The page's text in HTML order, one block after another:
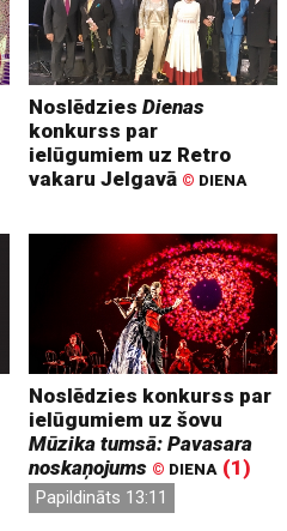
NoslēdziesDienas
konkurss par
ielūgumiem uz Retro
vakaru Jelgavā © DIENA
Noslēdzies konkurss par
ielūgumiem uz šovu
Mūzika tumsā: Pavasara
noskaņojums © DIENA (1)
Papildināts 13:11